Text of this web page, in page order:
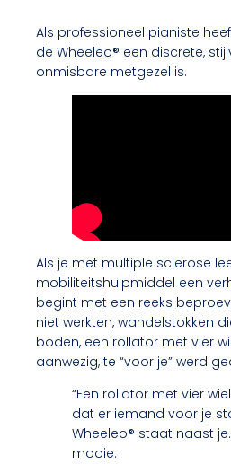
Als professioneel pianiste
de Wheeleo® een discrete,
onmisbare metgezel is.
Als je met multiple sclerose
mobiliteitshulpmiddel een
begint met een reeks
niet werkten, wandelstokken
boden, een rollator met vier
aanwezig, te “voor je” werd
“Een rollator met vier
dat er iemand voor je
Wheeleo® staat naast
mooie.